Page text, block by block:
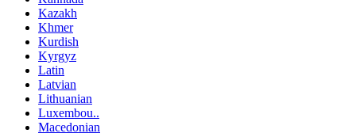
Kazakh
Khmer
Kurdish
Kyrgyz
Latin
Latvian
Lithuanian
Luxembou..
Macedonian